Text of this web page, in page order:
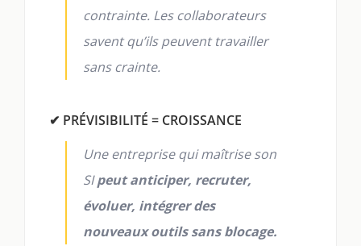
contrainte. Les collaborateurs
savent qu’ils peuvent travailler
sans crainte.
✔ PRÉVISIBILITÉ = CROISSANCE
Une entreprise qui maîtrise son
SIpeut anticiper, recruter,
évoluer, intégrer des
nouveaux outils sans blocage.